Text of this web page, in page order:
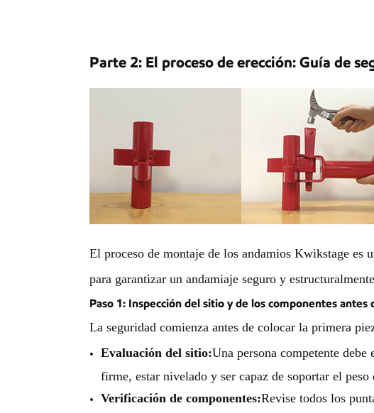
Parte 2: El proceso de erección: Guía de
El proceso de montaje de los andamios Kwikstage es
para garantizar un andamiaje seguro y
Paso 1: Inspección del sitio y de los componentes antes
La seguridad comienza antes de colocar la primera
Evaluación del sitio:Una persona competente
firme, estar nivelado y ser capaz de soportar el peso
Verificación de componentes:Revise todos los